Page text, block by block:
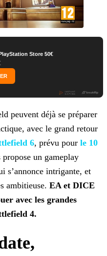
Store 50€
peuvent déjà se préparer
avec le grand retour
6, prévu pour le 10
un gameplay
s’annonce intrigante, et
ambitieuse. EA et DICE
avec les grandes
4.